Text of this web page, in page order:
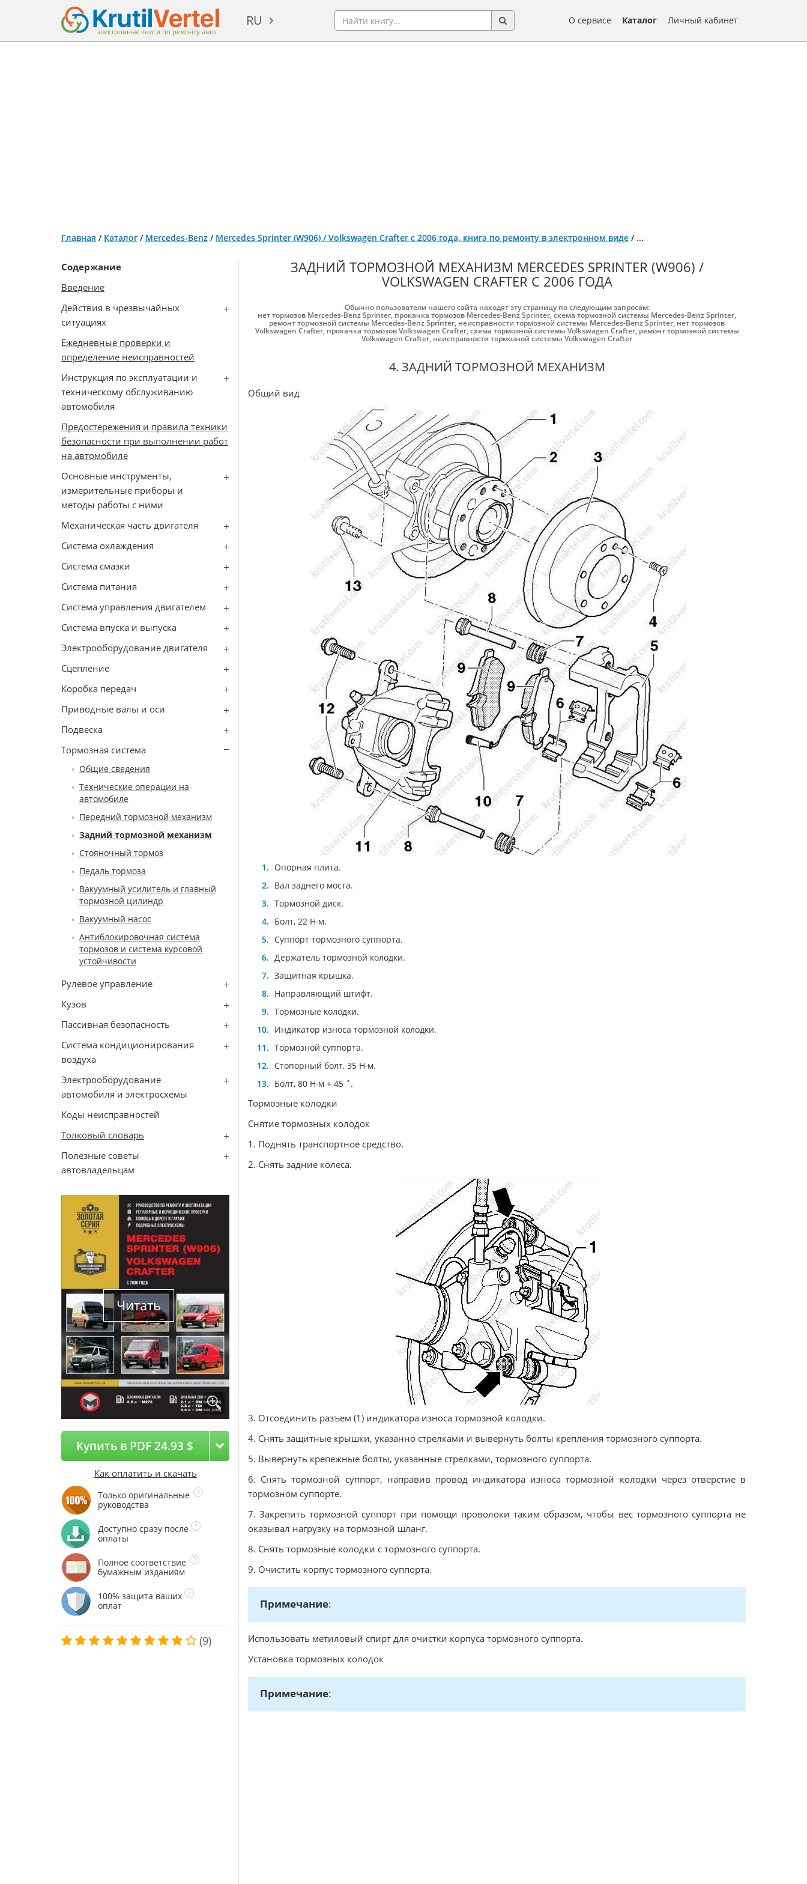
электронные книги по ремонту авто
RU О сервисе Каталог Личный кабинет
Главная / Каталог / Mercedes-Benz / Mercedes Sprinter (W906) / Volkswagen Crafter с 2006 года, книга по ремонту в электронном виде / ...
Содержание
Введение
Действия в чрезвычайных
ситуациях
Ежедневные проверки и
определение неисправностей
Инструкция по эксплуатации и
техническому обслуживанию
автомобиля
Предостережения и правила техники
безопасности при выполнении работ
на автомобиле
Основные инструменты,
измерительные приборы и
методы работы с ними
Механическая часть двигателя
Система охлаждения
Система смазки
Система питания
Система управления двигателем
Система впуска и выпуска
Электрооборудование двигателя
Сцепление
Коробка передач
Приводные валы и оси
Подвеска
Тормозная система
Общие сведения
Технические операции на
автомобиле
Передний тормозной механизм
Задний тормозной механизм
Стояночный тормоз
Педаль тормоза
Вакуумный усилитель и главный
тормозной цилиндр
Вакуумный насос
Антиблокировочная система
тормозов и система курсовой
устойчивости
Рулевое управление
Кузов
Пассивная безопасность
Система кондиционирования
воздуха
Электрооборудование
автомобиля и электросхемы
Коды неисправностей
Толковый словарь
Полезные советы
автовладельцам
Читать
Купить в PDF 24.93 $
Как оплатить и скачать
Только оригинальные
руководства
Доступно сразу после
оплаты
Полное соответствие
бумажным изданиям
100% защита ваших
оплат
(9)
ЗАДНИЙ ТОРМОЗНОЙ МЕХАНИЗМ MERCEDES SPRINTER (W906) /
VOLKSWAGEN CRAFTER С 2006 ГОДА
Обычно пользователи нашего сайта находят эту страницу по следующим запросам:
нет тормозов Mercedes-Benz Sprinter, прокачка тормозов Mercedes-Benz Sprinter,схема тормозной системы Mercedes-Benz Sprinter,
ремонт тормозной системы Mercedes-Benz Sprinter, неисправности тормозной системы Mercedes-Benz Sprinter, нет тормозов
Volkswagen Crafter, прокачка тормозов Volkswagen Crafter,схема тормозной системы Volkswagen Crafter, ремонт тормозной системы
Volkswagen Crafter, неисправности тормозной системы Volkswagen Crafter
4. ЗАДНИЙ ТОРМОЗНОЙ МЕХАНИЗМ
Общий вид
Опорная плита.
Вал заднего моста.
Тормозной диск.
Болт, 22 Н∙м.
Суппорт тормозного суппорта.
Держатель тормозной колодки.
Защитная крышка.
Направляющий штифт.
Тормозные колодки.
Индикатор износа тормозной колодки.
Тормозной суппорта.
Стопорный болт, 35 Н∙м.
Болт, 80 Н∙м + 45 ˚.
Тормозные колодки
Снятие тормозных колодок
1. Поднять транспортное средство.
2. Снять задние колеса.
3. Отсоединить разъем (1) индикатора износа тормозной колодки.
4. Снять защитные крышки, указанно стрелками и вывернуть болты крепления тормозного суппорта.
5. Вывернуть крепежные болты, указанные стрелками, тормозного суппорта.
6. Снять тормозной суппорт, направив провод индикатора износа тормозной колодки через отверстие в
тормозном суппорте.
7. Закрепить тормозной суппорт при помощи проволоки таким образом, чтобы вес тормозного суппорта не
оказывал нагрузку на тормозной шланг.
8. Снять тормозные колодки с тормозного суппорта.
9. Очистить корпус тормозного суппорта.
Примечание:
Использовать метиловый спирт для очистки корпуса тормозного суппорта.
Установка тормозных колодок
Примечание: